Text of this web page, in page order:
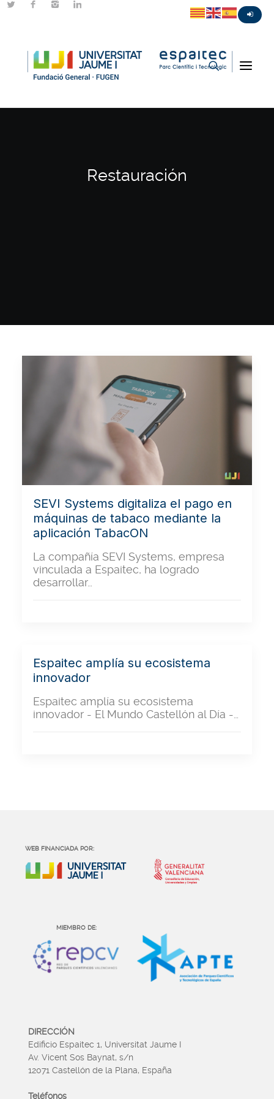
Restauración
SEVI Systems digitaliza el pago en
máquinas de tabaco mediante la
aplicación TabacON
La compañía SEVI Systems, empresa
vinculada a Espaitec, ha logrado
desarrollar…
Espaitec amplía su ecosistema
innovador
Espaitec amplía su ecosistema
innovador - El Mundo Castellón al Día -…
WEB FINANCIADA POR:
MIEMBRO DE:
DIRECCIÓN
Edificio Espaitec 1, Universitat Jaume I
Av. Vicent Sos Baynat, s/n
12071 Castellón de la Plana, España
Teléfonos